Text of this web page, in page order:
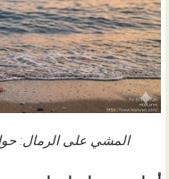
المشي على الرمال: